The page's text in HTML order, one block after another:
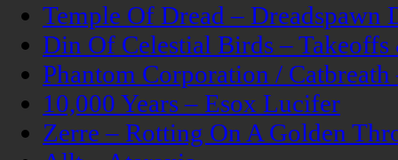
Temple Of Dread – Dreadspawn
Din Of Celestial Birds –
Phantom Corporation /
10,000 Years – Esox Lucifer
Zerre – Rotting On A Golden